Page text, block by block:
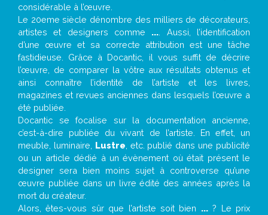
considérable à l’œuvre.
Le 20eme siècle dénombre des milliers de décorateurs,
artistes et designers comme ... . Aussi, l’identification
d’une œuvre et sa correcte attribution est une tâche
fastidieuse. Grâce à Docantic, il vous suffit de décrire
l’œuvre, de comparer la vôtre aux résultats obtenus et
ainsi connaître l’identité de l’artiste et les livres,
magazines et revues anciennes dans lesquels l’œuvre a
été publiée.
Docantic se focalise sur la documentation ancienne,
c’est-à-dire publiée du vivant de l’artiste. En effet, un
meuble, luminaire, Lustre , etc. publié dans une publicité
ou un article dédié à un évènement où était présent le
designer sera bien moins sujet à controverse qu’une
œuvre publiée dans un livre édité des années après la
mort du créateur.
Alors, êtes-vous sûr que l’artiste soit bien ...? Le prix